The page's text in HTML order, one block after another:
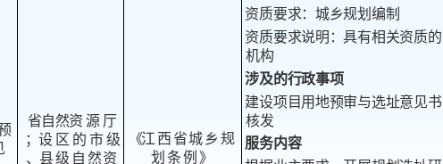
省自然资 源 厅
；设 区 的 市 级
、 县级自然资
《江 西省城乡规
划条例 》
资质要求：城乡规划编制
资质要求说明：具有相关资质的
机构
涉及的行政事项
建设项目用地预审与选址意见书
核发
服务内容